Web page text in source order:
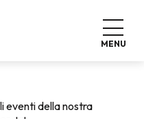
MENU
eventi della nostra